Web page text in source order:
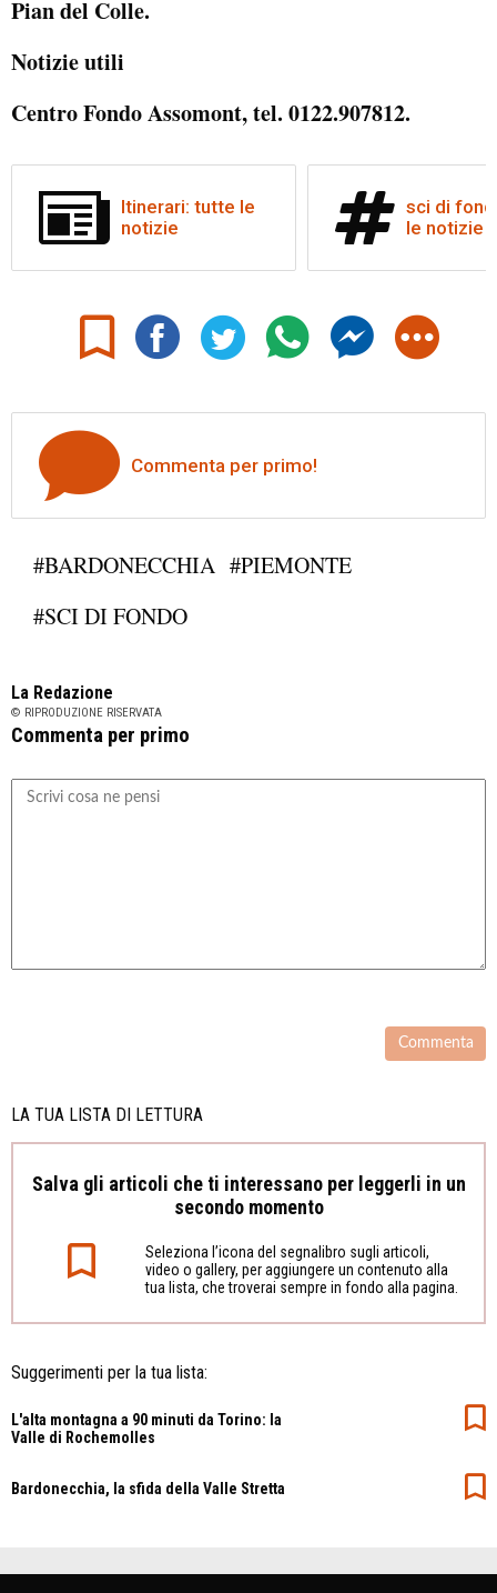
Piandel Colle.
Notizie utili
Centro Fondo Assomont, tel. 0122.907812.
Itinerari: tutte le
notizie
sci di
le notizie
Commenta per primo!
#BARDONECCHIA #PIEMONTE
#SCI DI FONDO
La Redazione
© RIPRODUZIONE RISERVATA
Commenta per primo
LA TUA LISTA DI LETTURA
Salva gli articoli che ti interessano per leggerli in un
secondo momento
Seleziona l’icona del segnalibro sugli articoli,
video o gallery, per aggiungere un contenuto alla
tua lista, che troverai sempre in fondo alla pagina.
Suggerimenti per la tua lista:
L'alta montagna a 90 minuti da Torino: la
Valle di Rochemolles
Bardonecchia, la sfida della Valle Stretta